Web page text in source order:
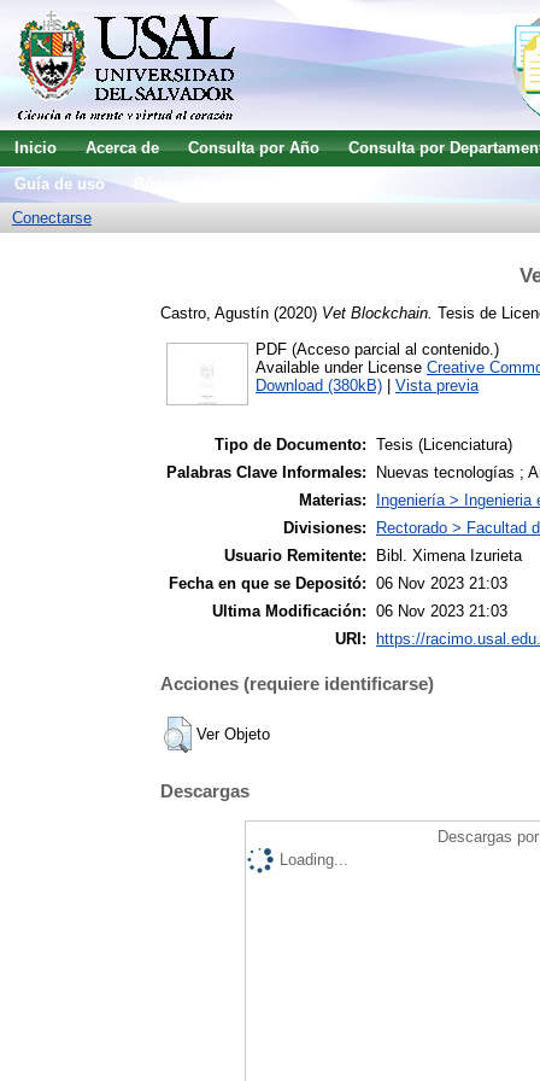
Inicio Acerca de Consulta por Año
Consulta por
Guía de uso
Conectarse
Castro, Agustín (2020) Vet Blockchain. Tesis de
PDF (Acceso parcial al contenido.)
Available under License Creative
Download (380kB)
Vista previa
Tipo de Documento: Tesis (Licenciatura)
Palabras Clave Informales:
Nuevas tecnologías ;
Materias:
Ingeniería > Ingenieria
Divisiones:
Rectorado > Facultad
Usuario Remitente:
Bibl. Ximena Izurieta
Fecha en que se Depositó: 06 Nov 2023 21:03
Ultima Modificación: 06 Nov 2023 21:03
URI:
https://
Acciones (requiere identificarse)
Ver Objeto
Descargas
Descargas
Loading...